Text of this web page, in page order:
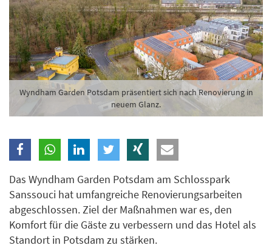
Wyndham Garden Potsdam präsentiert sich nach Renovierung in
neuem Glanz.
Das Wyndham Garden Potsdam am Schlosspark
Sanssouci hat umfangreiche Renovierungsarbeiten
abgeschlossen. Ziel der Maßnahmen war es, den
Komfort für die Gäste zu verbessern und das Hotel als
Standort in Potsdam zu stärken.
Ich habe dieDatenschutzerklärungzur Kenntnis
genommen.
Anmelden Danke, heute nicht